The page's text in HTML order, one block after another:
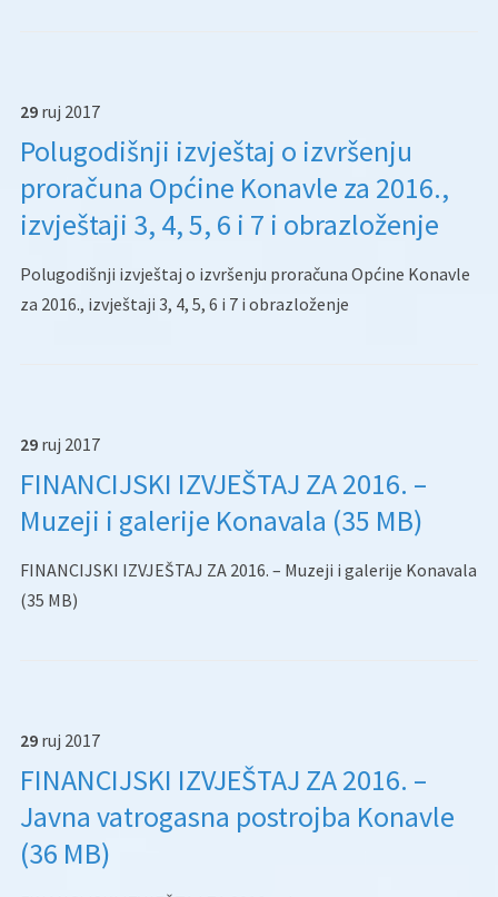
29 ruj 2017
Polugodišnji izvještaj o izvršenju
proračuna Općine Konavle za 2016.,
izvještaji 3, 4, 5, 6 i 7 i obrazloženje
Polugodišnji izvještaj o izvršenju proračuna Općine Konavle
za 2016., izvještaji 3, 4, 5, 6 i 7 i obrazloženje
29 ruj 2017
FINANCIJSKI IZVJEŠTAJ ZA 2016. –
Muzeji i galerije Konavala (35 MB)
FINANCIJSKI IZVJEŠTAJ ZA 2016. – Muzeji i galerije Konavala
(35 MB)
29 ruj 2017
FINANCIJSKI IZVJEŠTAJ ZA 2016. –
Javna vatrogasna postrojba Konavle
(36 MB)